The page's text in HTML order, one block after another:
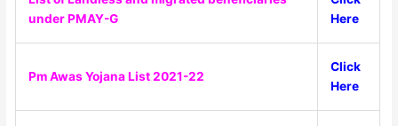
under PMAY-G
Here
Pm Awas Yojana List 2021-22
Click
Here